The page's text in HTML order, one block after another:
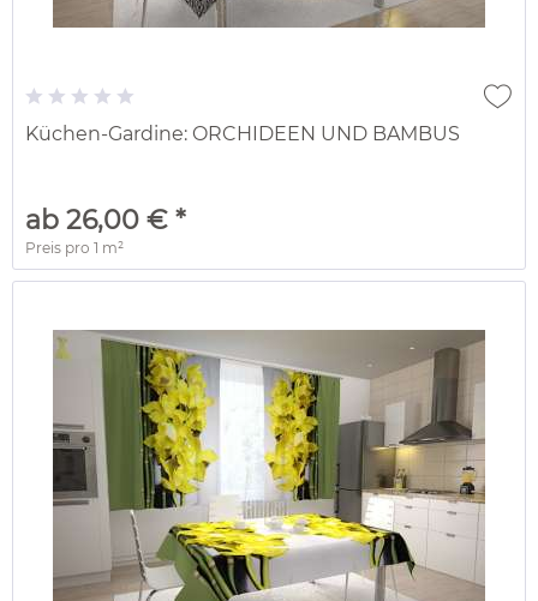
Küchen-Gardine: ORCHIDEEN UND BAMBUS
ab 26,00 € *
Preis pro1 m²